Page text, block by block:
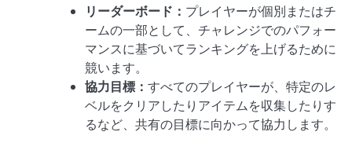
リーダーボード： プレイヤーが個別またはチ
ームの一部として、チャレンジでのパフォー
マンスに基づいてランキングを上げるために
競います。
協力目標： すべてのプレイヤーが、特定のレ
ベルをクリアしたりアイテムを収集したりす
るなど、共有の目標に向かって協力します。